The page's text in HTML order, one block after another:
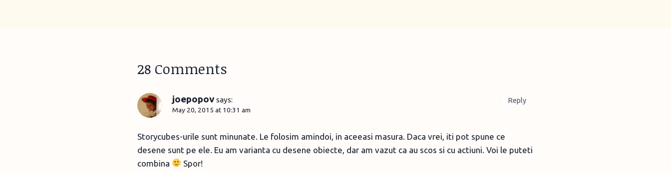
28 Comments
joepopov says:
May 20, 2015 at 10:31 am
Storycubes-urile sunt minunate. Le folosim amindoi, in aceeasi masura. Daca vrei, iti pot spune ce
desene sunt pe ele. Eu am varianta cu desene obiecte, dar am vazut ca au scos si cu actiuni. Voi le puteti
combina
Spor!
Reply